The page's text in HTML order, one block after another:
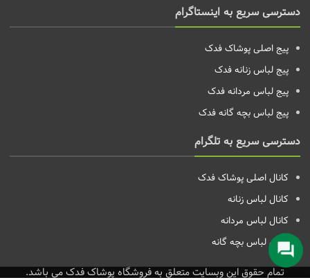
دسترسی سریع به اینستاگرام
پیج اصلی پوشاک فدک
پیج لباس زنانهفدک
پیج لباس مردانهفدک
پیج لباس بچه گانهفدک
دسترسی سریع به تلگرام
کانال اصلی پوشاک فدک
کانال لباس زنانه
کانال لباس مردانه
کانال لباس بچه گانه
تمام حقوق این وبسایت متعلق به فروشگاه پوشاک فدک می باشد.